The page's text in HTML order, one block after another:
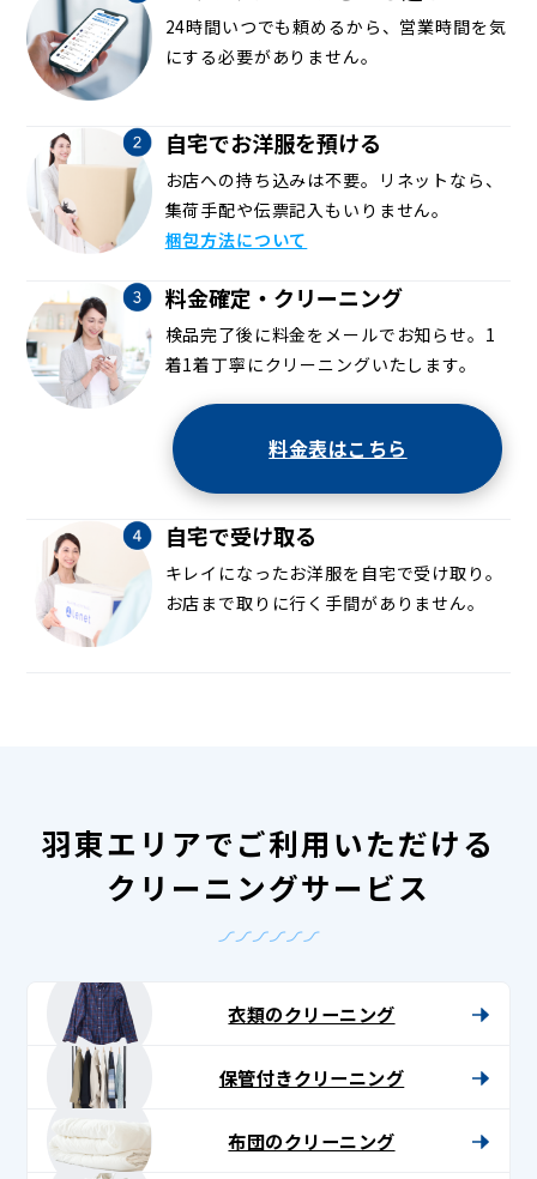
24時間いつでも頼めるから、営業時間を気
にする必要がありません。
自宅でお洋服を預ける
お店への持ち込みは不要。リネットなら、
集荷手配や伝票記入もいりません。
梱包方法について
料金確定・クリーニング
検品完了後に料金をメールでお知らせ。1
着1着丁寧にクリーニングいたします。
料金表はこちら
自宅で受け取る
キレイになったお洋服を自宅で受け取り。
お店まで取りに行く手間がありません。
羽東エリアでご利用いただける
クリーニングサービス
衣類のクリーニング
保管付きクリーニング
布団のクリーニング